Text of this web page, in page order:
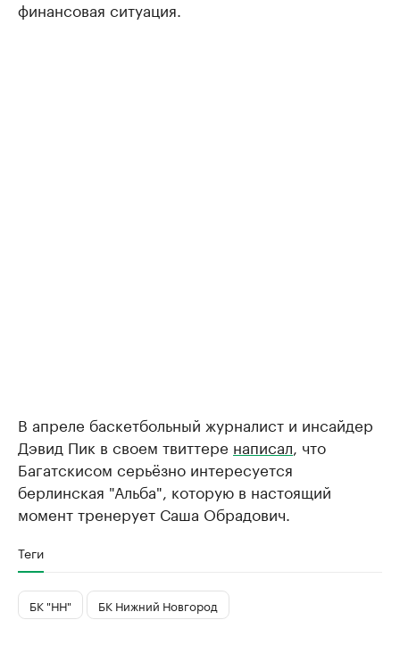
финансовая ситуация.
В апреле баскетбольный журналист и инсайдер
Дэвид Пик в своем твиттере написал, что
Багатскисом серьёзно интересуется
берлинская "Альба", которую в настоящий
момент тренерует Саша Обрадович.
Теги
БК "НН" БК Нижний Новгород